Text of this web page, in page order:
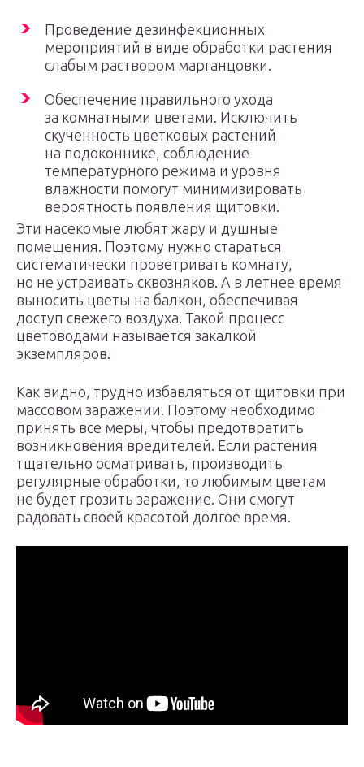
Проведение дезинфекционных
мероприятий в виде обработки растения
слабым раствором марганцовки.
Обеспечение правильного ухода
за комнатными цветами. Исключить
скученность цветковых растений
на подоконнике, соблюдение
температурного режима и уровня
влажности помогут минимизировать
вероятность появления щитовки.
Эти насекомые любят жару и душные
помещения. Поэтому нужно стараться
систематически проветривать комнату,
но не устраивать сквозняков. А в летнее время
выносить цветы на балкон, обеспечивая
доступ свежего воздуха. Такой процесс
цветоводами называется закалкой
экземпляров.
Как видно, трудно избавляться от щитовки при
массовом заражении. Поэтому необходимо
принять все меры, чтобы предотвратить
возникновения вредителей. Если растения
тщательно осматривать, производить
регулярные обработки, то любимым цветам
не будет грозить заражение. Они смогут
радовать своей красотой долгое время.